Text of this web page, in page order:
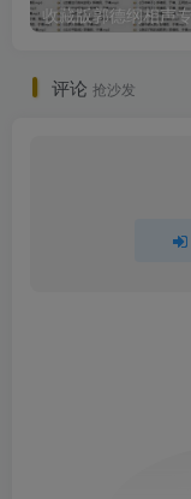
评论 抢沙发